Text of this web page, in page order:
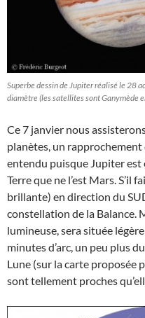
Superbe dessin de Jupiter réalisé le 28
diamètre (les satellites sont Ganymède
Ce 7 janvier nous
planètes, un rapprochement
entendu puisque Jupiter est
Terre que ne l’est Mars. S’il
brillante) en direction du
constellation de la Balance.
lumineuse, sera située
minutes d’arc, un peu plus
Lune (sur la carte proposée
sont tellement proches